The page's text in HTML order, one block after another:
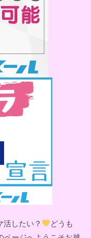
したい？
どうも